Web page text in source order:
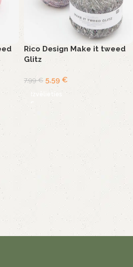
Rico Design Make it tweed
Glitz
7,99€ 5,59 €
Izvēlieties